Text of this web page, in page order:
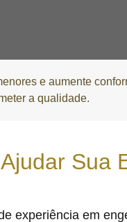
e aumente
a qualidade.
Sua
experiência em